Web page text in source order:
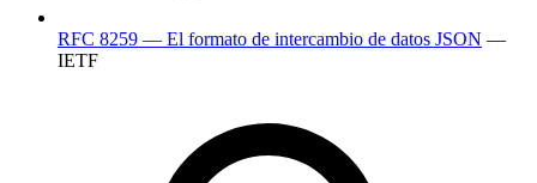
RFC 8259 — El formato de intercambio de datos JSON —
IETF